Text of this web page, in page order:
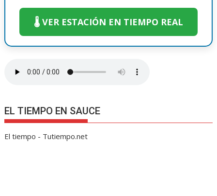
r
🌡️ VER ESTACIÓN EN TIEMPO REAL
EL TIEMPO EN SAUCE
El tiempo - Tutiempo.net